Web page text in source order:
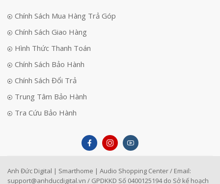
Chính Sách Mua Hàng Trả Góp
Chính Sách Giao Hàng
Hình Thức Thanh Toán
Chính Sách Bảo Hành
Chính Sách Đổi Trả
Trung Tâm Bảo Hành
Tra Cứu Bảo Hành
Anh Đức Digital | Smarthome | Audio Shopping Center / Email:
support@anhducdigital.vn / GPDKKD Số 0400125194 do Sở kế hoạch